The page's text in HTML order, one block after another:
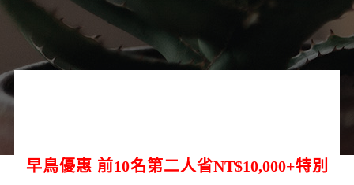
早鳥優惠 前10名第二人省NT$10,000+特別